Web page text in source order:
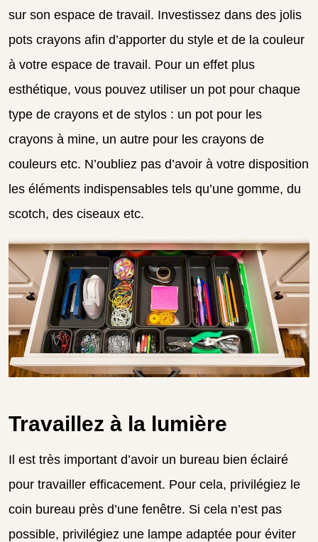
sur son espace de travail. Investissez dans des jolis
pots crayons afin d’apporter du style et de la couleur
à votre espace de travail. Pour un effet plus
esthétique, vous pouvez utiliser un pot pour chaque
type de crayons et de stylos : un pot pour les
crayons à mine, un autre pour les crayons de
couleurs etc. N’oubliez pas d’avoir à votre disposition
les éléments indispensables tels qu’une gomme, du
scotch, des ciseaux etc.
Travaillez à la lumière
Il est très important d’avoir un bureau bien éclairé
pour travailler efficacement. Pour cela, privilégiez le
coin bureau près d’une fenêtre. Si cela n’est pas
possible, privilégiez une lampe adaptée pour éviter